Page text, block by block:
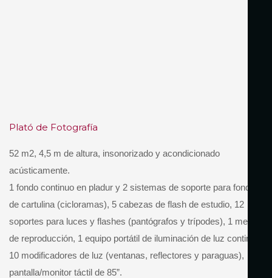
Plató de Fotografía
52 m2, 4,5 m de altura, insonorizado y acondicionado
acústicamente.
1 fondo continuo en pladur y 2 sistemas de soporte para fondos
de cartulina (cicloramas), 5 cabezas de flash de estudio, 12
soportes para luces y flashes (pantógrafos y trípodes), 1 mesa
de reproducción, 1 equipo portátil de iluminación de luz continua,
10 modificadores de luz (ventanas, reflectores y paraguas),
pantalla/monitor táctil de 85”.